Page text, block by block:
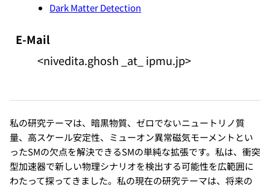
Dark Matter Detection
E-Mail
<nivedita.ghosh _at_ ipmu.jp>
私の研究テーマは、暗黒物質、ゼロでないニュートリノ質
量、高スケール安定性、ミューオン異常磁気モーメントとい
ったSMの欠点を解決できるSMの単純な拡張です。私は、衝突
型加速器で新しい物理シナリオを検出する可能性を広範囲に
わたって探ってきました。私の現在の研究テーマは、将来の